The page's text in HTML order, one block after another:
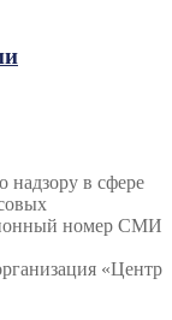
надзору в сфере
номер СМИ
«Центр